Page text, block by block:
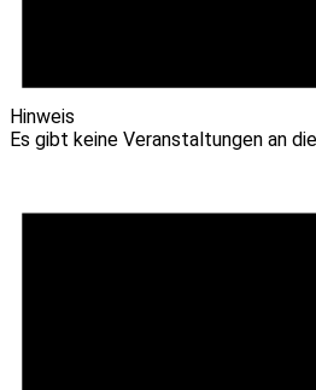
Hinweis
Es gibt keine Veranstaltungen an